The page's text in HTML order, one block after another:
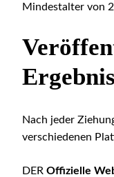
Mindestalter von
Nach jeder
verschiedenen
DER Offizielle